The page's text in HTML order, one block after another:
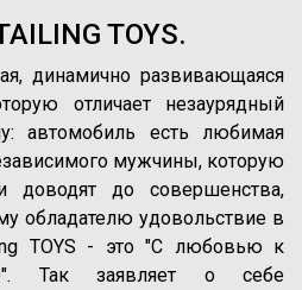
TOYS.
динамично развивающаяся
отличает незаурядный
автомобиль есть любимая
мужчины, которую
доводят до совершенства,
обладателю удовольствие в
TOYS - это "C любовью к
Так заявляет о себе